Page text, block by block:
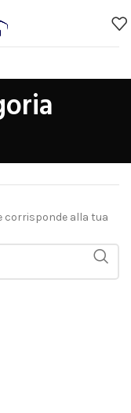
corrisponde alla tua